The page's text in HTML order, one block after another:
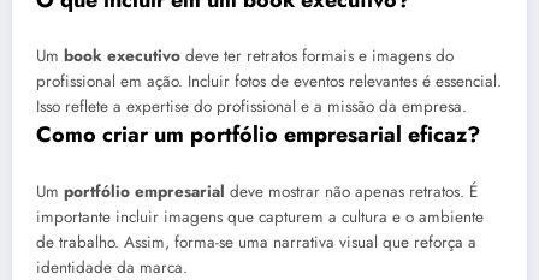
Um book executivo deve ter retratos formais e imagens do
profissional em ação. Incluir fotos de eventos relevantes é essencial.
Isso reflete a expertise do profissional e a missão da empresa.
Como criar um portfólio empresarial eficaz?
Um portfólio empresarial deve mostrar não apenas retratos. É
importante incluir imagens que capturem a cultura e o ambiente
de trabalho. Assim, forma-se uma narrativa visual que reforça a
identidade da marca.